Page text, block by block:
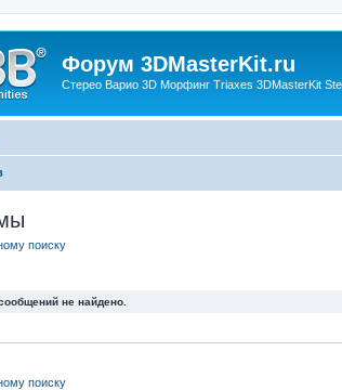
Форум 3DMasterKit.ru
Стерео Варио 3D Морфинг Triaxes 3DMasterKit
поиску
не найдено.
поиску